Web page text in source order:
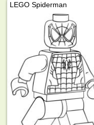
LEGO Spiderman